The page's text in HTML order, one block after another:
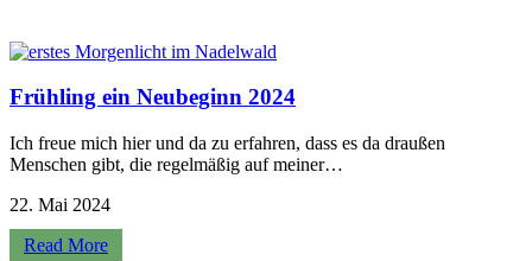
Frühling ein Neubeginn 2024
Ich freue mich hier und da zu erfahren, dass es da draußen
Menschen gibt, die regelmäßig auf meiner…
22. Mai 2024
Read More